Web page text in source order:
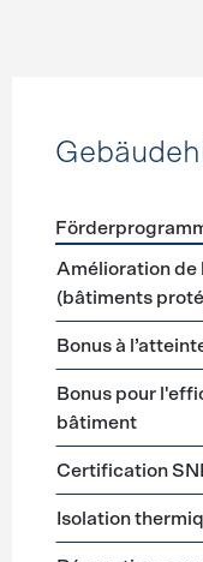
Förderprogramme
Amélioration de
(bâtiments
Bonus à
Bonus pour
bâtiment
Certification
Isolation